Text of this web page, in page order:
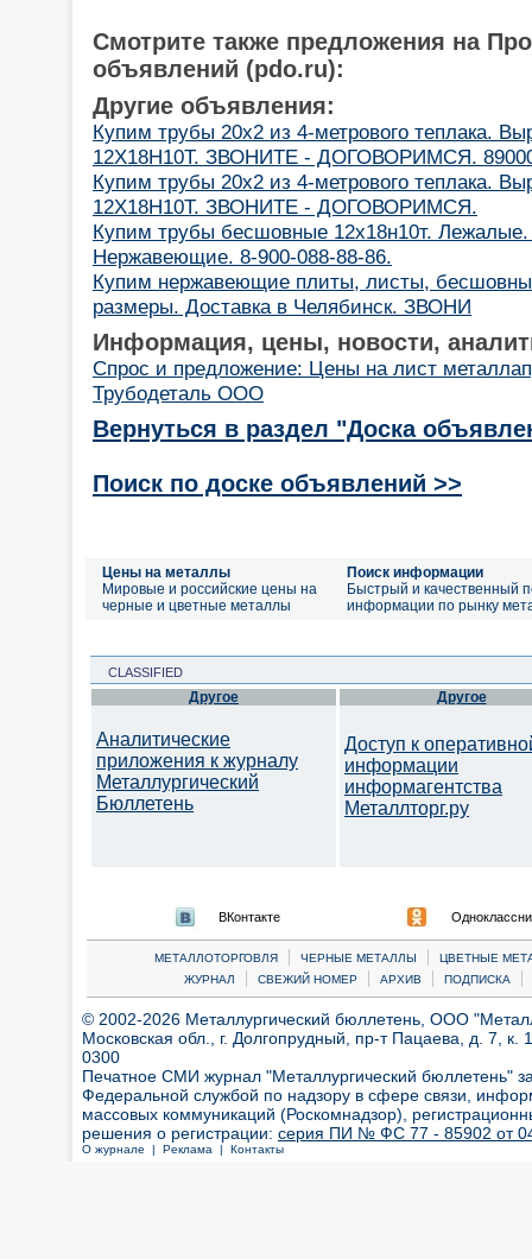
Смотрите также предложения на
объявлений (pdo.ru):
Другие объявления:
Купим трубы 20х2 из 4-метрового теплака.
12Х18Н10Т. ЗВОНИТЕ - ДОГОВОРИМСЯ.
Купим трубы 20х2 из 4-метрового теплака.
12Х18Н10Т. ЗВОНИТЕ - ДОГОВОРИМСЯ.
Купим трубы бесшовные 12х18н10т.
Нержавеющие. 8-900-088-88-86.
Купим нержавеющие плиты, листы,
размеры. Доставка в Челябинск. ЗВОНИ
Информация, цены, новости,
Спрос и предложение: Цены на лист
Трубодеталь ООО
Вернуться в раздел "Доска
Поиск по доске объявлений >>
Цены на металлы
Мировые и российские цены на
черные и цветные металлы
Поиск информации
Быстрый и качественный
информации по рынку
CLASSIFIED
Другое
Аналитические
приложения к журналу
Металлургический
Бюллетень
Другое
Доступ к
информации
информагентства
Металлторг.ру
ВКонтакте
МЕТАЛЛОТОРГОВЛЯ | ЧЕРНЫЕ МЕТАЛЛЫ |
ЦВЕТНЫЕ
ЖУРНАЛ
| СВЕЖИЙ НОМЕР | АРХИВ | ПОДПИСКА |
© 2002-2026 Металлургический бюллетень, ООО
Московская обл., г. Долгопрудный, пр-т Пацаева, д. 7,
0300
Печатное СМИ журнал "Металлургический бюллетень"
Федеральной службой по надзору в сфере связи,
массовых коммуникаций (Роскомнадзор),
решения о регистрации: серия ПИ № ФС 77 - 85902 от 04
О журнале | Реклама | Контакты